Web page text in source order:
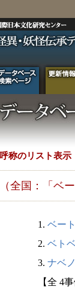
呼称のリスト表示
（全国：「ベ
1. ベー
2. ベト
3. ナベ
【全 4事